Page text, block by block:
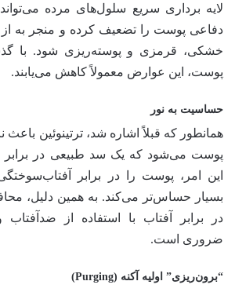
لایه برداری سریع سلول‌های مرده
دفاعی پوست را تضعیف کرده و منجر به
خشکی، قرمزی و پوسته‌ریزی شود. با
پوست، این عوارض معمولاً کاهش می‌یابند.
حساسیت به نور
همانطور که قبلاً اشاره شد، ترتینوئین
این امر، پوست را در برابر
بسیار حساس‌تر می‌کند. به همین دلیل،
در برابر آفتاب با استفاده از
ضروری است.
“برون‌ریزی” اولیه آکنه (Purging)